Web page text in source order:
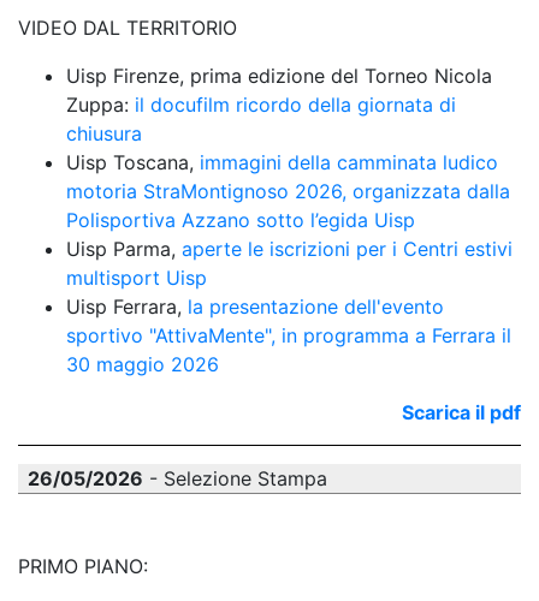
VIDEO DAL TERRITORIO
Uisp Firenze, prima edizione del Torneo Nicola
Zuppa: il docufilm ricordo della giornata di
chiusura
Uisp Toscana, immagini della camminata ludico
motoria StraMontignoso 2026, organizzata dalla
Polisportiva Azzano sotto l’egida Uisp
Uisp Parma, aperte le iscrizioni per i Centri estivi
multisport Uisp
Uisp Ferrara, la presentazione dell'evento
sportivo "AttivaMente", in programma a Ferrara il
30 maggio 2026
Scarica il pdf
26/05/2026 - Selezione Stampa
PRIMO PIANO: